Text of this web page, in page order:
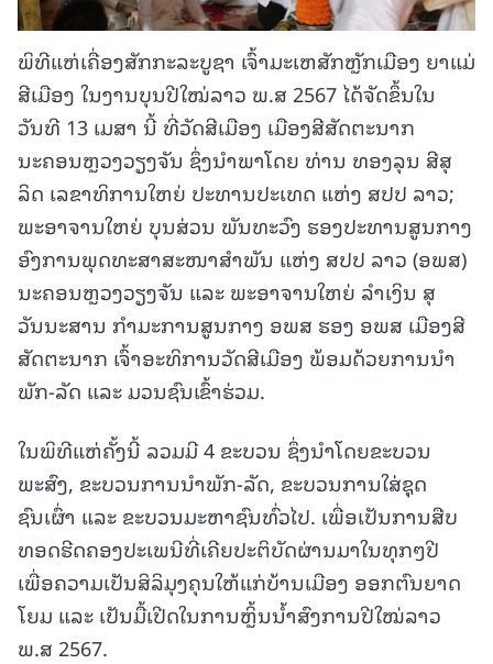
ພິທີແຫ່ເຄື່ອງສັກກະລະບູຊາ ເຈົ້າມະເຫສັກຫຼັກເມືອງ ຍາແມ່
ສີເມືອງ ໃນງານບຸນປີໃໝ່ລາວ ພ.ສ 2567 ໄດ້ຈັດຂຶ້ນໃນ
ວັນທີ 13 ເມສາ ນີ້ ທີ່ວັດສີເມືອງ ເມືອງສີສັດຕະນາກ
ນະຄອນຫຼວງວຽງຈັນ ຊຶ່ງນໍາພາໂດຍ ທ່ານ ທອງລຸນ ສີສຸ
ລິດ ເລຂາທິການໃຫຍ່ ປະທານປະເທດ ແຫ່ງ ສປປ ລາວ;
ພະອາຈານໃຫຍ່ ບຸນສ່ວນ ພັນທະວົງ ຮອງປະທານສູນກາງ
ອົງການພຸດທະສາສະໜາສຳພັນ ແຫ່ງ ສປປ ລາວ (ອພສ)
ນະຄອນຫຼວງວຽງຈັນ ແລະ ພະອາຈານໃຫຍ່ ລໍາເງິນ ສຸ
ວັນນະສານ ກໍາມະການສູນກາງ ອພສ ຮອງ ອພສ ເມືອງສີ
ສັດຕະນາກ ເຈົ້າອະທິການວັດສີເມືອງ ພ້ອມດ້ວຍການນໍາ
ພັກ-ລັດ ແລະ ມວນຊົນເຂົ້າຮ່ວມ.
ໃນພິທີແຫ່ຄັ້ງນີ້ ລວມມີ 4 ຂະບວນ ຊຶ່ງນໍາໂດຍຂະບວນ
ພະສົງ, ຂະບວນການນໍາພັກ-ລັດ, ຂະບວນການໃສ່ຊຸຸດ
ຊົນເຜົ່າ ແລະ ຂະບວນມະຫາຊົນທົ່ວໄປ. ເພື່ອເປັນການສືບ
ທອດຮີດຄອງປະເພນີທີ່ເຄີຍປະຕິບັດຜ່ານມາໃນທຸກໆປີ
ເພື່ອຄວາມເປັນສິລິມຸງຄຸນໃຫ້ແກ່ບ້ານເມືອງ ອອກຕົນຍາດ
ໂຍມ ແລະ ເປັນມື້ເປີດໃນການຫຼິ້ນນໍ້າສົງການປີໃໝ່ລາວ
ພ.ສ 2567.